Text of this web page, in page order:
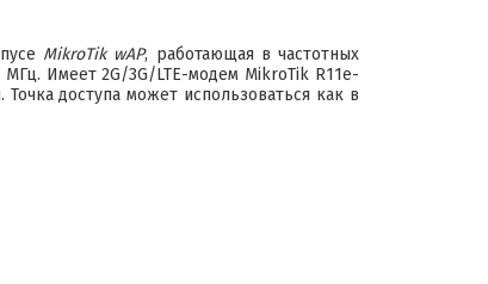
MikroTik wAP, работающая в частотных
МГц. Имеет 2G/3G/LTE-модем MikroTik R11e-
доступа может использоваться как в